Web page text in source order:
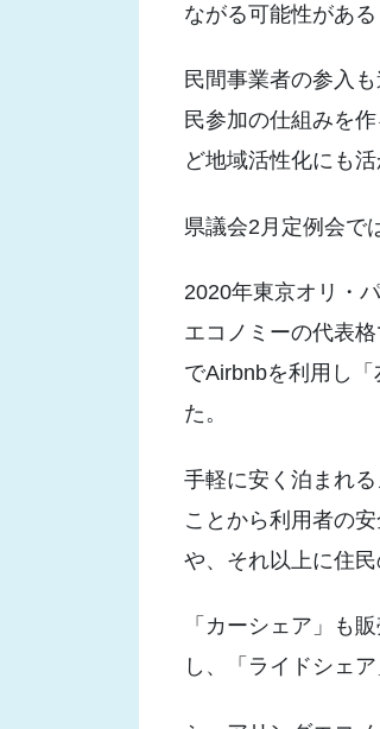
ながる可能性がある
民間事業者の参入
民参加の仕組みを
ど地域活性化にも
県議会2月定例会で
2020年東京オリ・
エコノミーの代表
でAirbnbを利用し
た。
手軽に安く泊まれ
ことから利用者の
や、それ以上に住
「カーシェア」も
し、「ライドシェ